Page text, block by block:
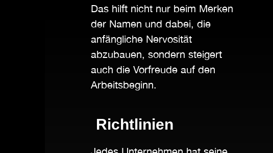
Das hilft nicht nur beim Merken
der Namen und dabei, die
anfängliche Nervosität
abzubauen, sondern steigert
auch die Vorfreude auf den
Arbeitsbeginn.
Richtlinien